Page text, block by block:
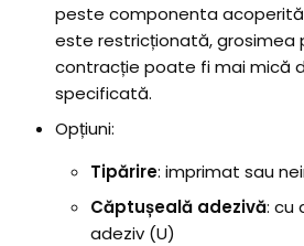
peste componenta
este restricționată, grosimea
contracție poate fi mai mică
specificată.
Opțiuni:
Tipărire: imprimat sau
Căptușeală adezivă: cu
adeziv (U)